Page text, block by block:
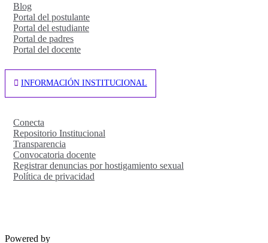
Blog
Portal del postulante
Portal del estudiante
Portal de padres
Portal del docente
INFORMACIÓN INSTITUCIONAL
Conecta
Repositorio Institucional
Transparencia
Convocatoria docente
Registrar denuncias por hostigamiento sexual
Política de privacidad
Powered by